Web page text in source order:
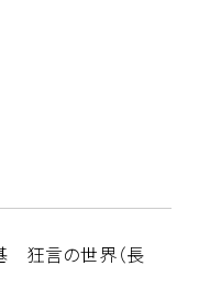
狂言の世界（長